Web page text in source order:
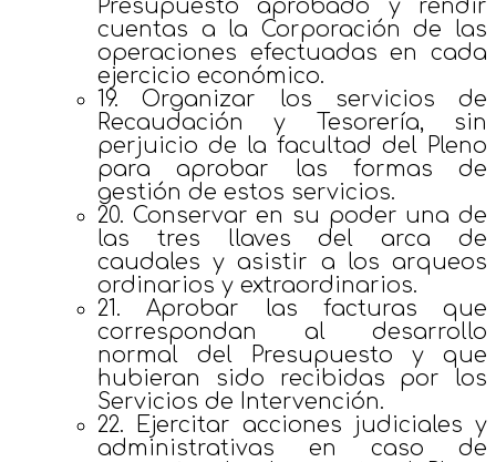
Presupuesto aprobado y rendir
cuentas a la Corporación de las
operaciones efectuadas en cada
ejercicio económico.
19. Organizar los servicios de
Recaudación y Tesorería, sin
perjuicio de la facultad del Pleno
para aprobar las formas de
gestión de estos servicios.
20. Conservar en su poder una de
las tres llaves del arca de
caudales y asistir a los arqueos
ordinarios y extraordinarios.
21. Aprobar las facturas que
correspondan al desarrollo
normal del Presupuesto y que
hubieran sido recibidas por los
Servicios de Intervención.
22. Ejercitar acciones judiciales y
administrativas en caso de